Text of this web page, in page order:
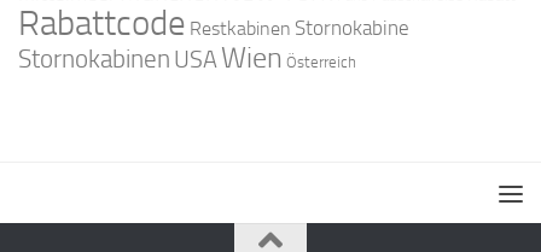
Rabattcode Restkabinen Stornokabine
Stornokabinen USAWien Österreich